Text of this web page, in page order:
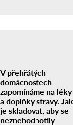
V přehřátých
domácnostech
zapomínáme na léky
a doplňky stravy. Jak
je skladovat, aby se
neznehodnotily